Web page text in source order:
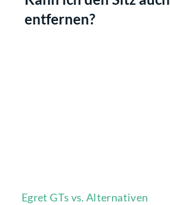
entfernen?
Egret GTs vs. Alternativen